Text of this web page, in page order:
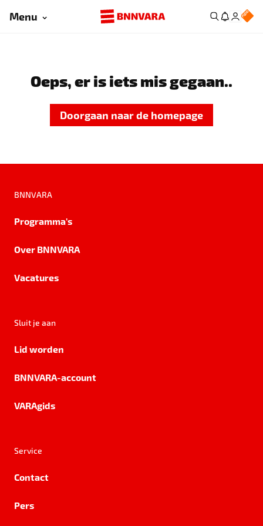
Menu
Oeps, er is iets mis gegaan..
Doorgaan naar de homepage
BNNVARA
Programma's
Over BNNVARA
Vacatures
Sluit je aan
Lid worden
BNNVARA-account
VARAgids
Service
Contact
Pers